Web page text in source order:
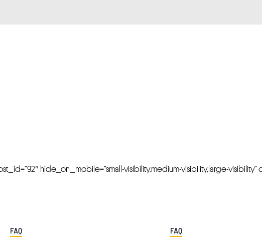
hide_on_mobile=”small-visibility,medium-visibility,large-visibility”
FAQ FAQ